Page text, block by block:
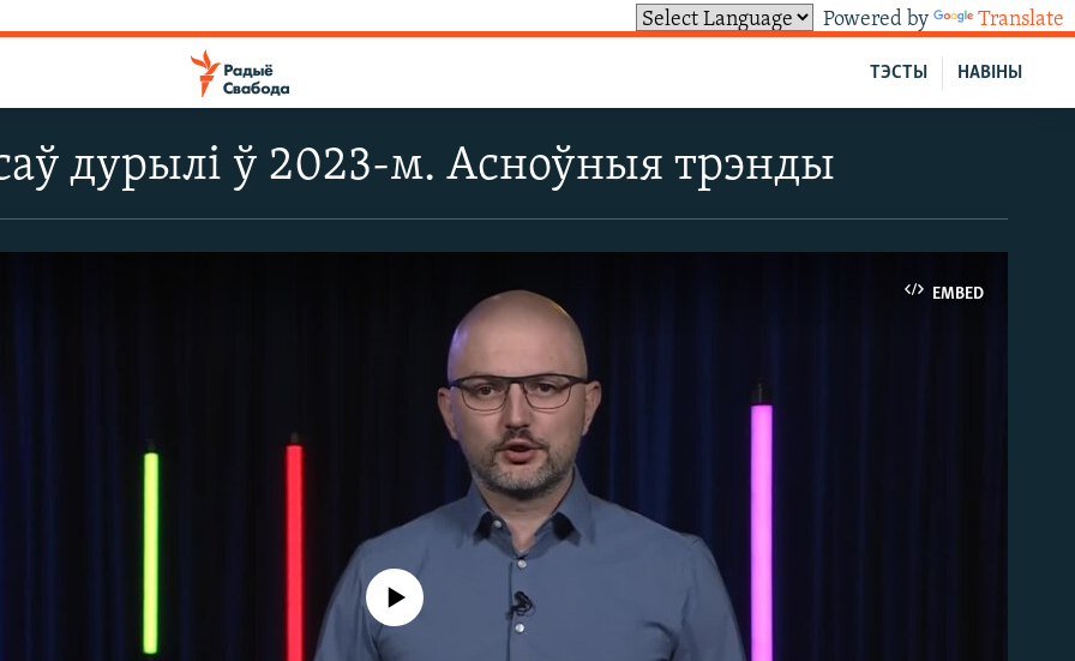
Powered by Translate
НАВІНЫ
ТЭСТЫ
дурылі ў 2023-м. Асноўныя трэнды
EMBED
No media source currently available